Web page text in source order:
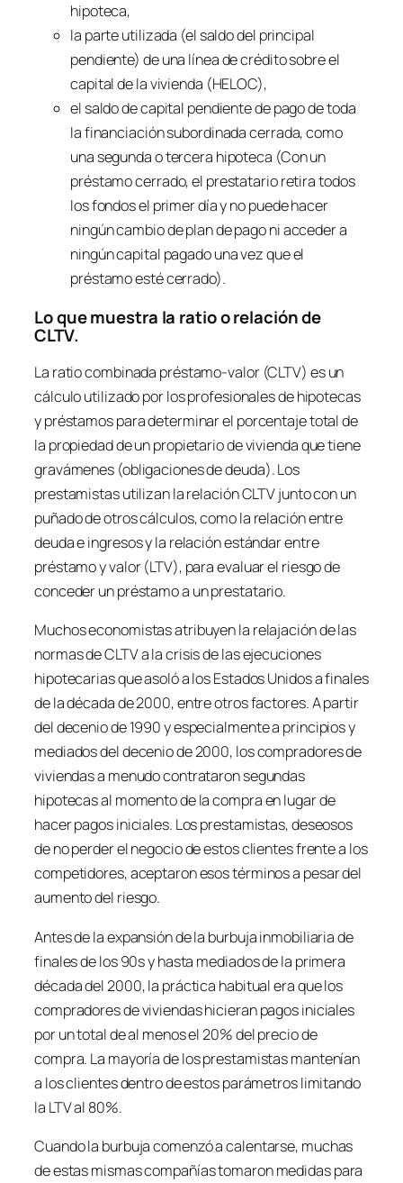
hipoteca,
la parte utilizada (el saldo del principal
pendiente) de una línea de crédito sobre el
capital de la vivienda (HELOC),
el saldo de capital pendiente de pago de toda
la financiación subordinada cerrada, como
una segunda o tercera hipoteca (Con un
préstamo cerrado, el prestatario retira todos
los fondos el primer día y no puede hacer
ningún cambio de plan de pago ni acceder a
ningún capital pagado una vez que el
préstamo esté cerrado).
Lo que muestra la ratio o relación de
CLTV.
La ratio combinada préstamo-valor (CLTV) es un
cálculo utilizado por los profesionales de hipotecas
y préstamos para determinar el porcentaje total de
la propiedad de un propietario de vivienda que tiene
gravámenes (obligaciones de deuda). Los
prestamistas utilizan la relación CLTV junto con un
puñado de otros cálculos, como la relación entre
deuda e ingresos y la relación estándar entre
préstamo y valor (LTV), para evaluar el riesgo de
conceder un préstamo a un prestatario.
Muchos economistas atribuyen la relajación de las
normas de CLTV a la crisis de las ejecuciones
hipotecarias que asoló a los Estados Unidos a finales
de la década de 2000, entre otros factores. A partir
del decenio de 1990 y especialmente a principios y
mediados del decenio de 2000, los compradores de
viviendas a menudo contrataron segundas
hipotecas al momento de la compra en lugar de
hacer pagos iniciales. Los prestamistas, deseosos
de no perder el negocio de estos clientes frente a los
competidores, aceptaron esos términos a pesar del
aumento del riesgo.
Antes de la expansión de la burbuja inmobiliaria de
finales de los 90s y hasta mediados de la primera
década del 2000, la práctica habitual era que los
compradores de viviendas hicieran pagos iniciales
por un total de al menos el 20% del precio de
compra. La mayoría de los prestamistas mantenían
a los clientes dentro de estos parámetros limitando
la LTV al 80%.
Cuando la burbuja comenzó a calentarse, muchas
de estas mismas compañías tomaron medidas para